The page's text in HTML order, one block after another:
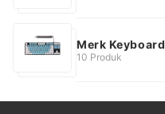
Merk Keyboard
10 Produk